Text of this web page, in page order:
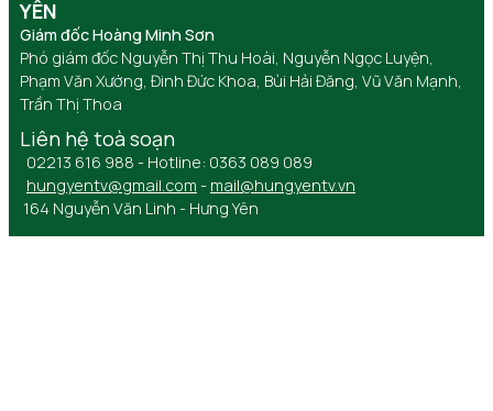
YÊN
Giám đốc Hoàng Minh Sơn
Phó giám đốc Nguyễn Thị Thu Hoài, Nguyễn Ngọc Luyện,
Phạm Văn Xướng, Đinh Đức Khoa, Bùi Hải Đăng, Vũ Văn Mạnh,
Trần Thị Thoa
Liên hệ toà soạn
02213 616 988 - Hotline: 0363 089 089
hungyentv@gmail.com - mail@hungyentv.vn
164 Nguyễn Văn Linh - Hưng Yên